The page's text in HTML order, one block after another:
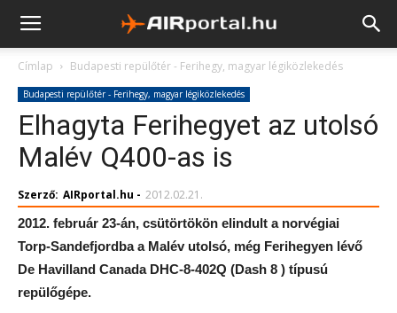
Címlap Budapesti repülőtér - Ferihegy, magyar légiközlekedés
Budapesti repülőtér - Ferihegy, magyar légiközlekedés
Elhagyta Ferihegyet az utolsó
Malév Q400-as is
Szerző: AIRportal.hu - 2012.02.21.
2012. február 23-án, csütörtökön elindult a norvégiai
Torp-Sandefjordba a Malév utolsó, még Ferihegyen lévő
De Havilland Canada DHC-8-402Q (Dash 8 ) típusú
repülőgépe.